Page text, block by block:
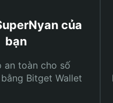
của
bạn
an toàn cho số
Bitget Wallet